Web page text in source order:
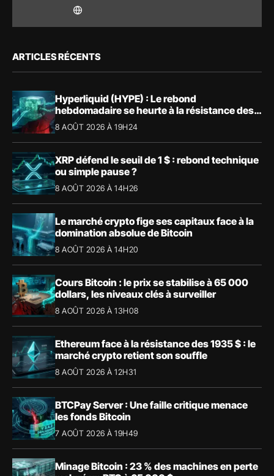
ARTICLES RÉCENTS
Hyperliquid (HYPE) : Le rebond
hebdomadaire se heurte à la résistance des
57,90 $
8 AOÛT 2026 À 19H24
XRP défend le seuil de 1 $ : rebond technique
ou simple pause ?
8 AOÛT 2026 À 14H26
Le marché crypto fige ses capitaux face à la
domination absolue de Bitcoin
8 AOÛT 2026 À 14H20
Cours Bitcoin : le prix se stabilise à 65 000
dollars, les niveaux clés à surveiller
8 AOÛT 2026 À 13H08
Ethereum face à la résistance des 1935 $ : le
marché crypto retient son souffle
8 AOÛT 2026 À 12H31
BTCPay Server : Une faille critique menace
les fonds Bitcoin
7 AOÛT 2026 À 19H49
Minage Bitcoin : 23 % des machines en perte